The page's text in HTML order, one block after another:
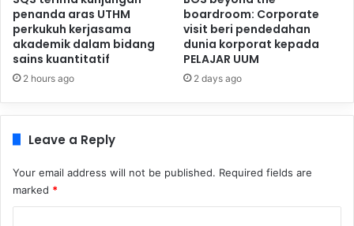
penanda aras UTHM
perkukuh kerjasama
akademik dalam bidang
sains kuantitatif
2 hours ago
boardroom: Corporate
visit beri pendedahan
dunia korporat kepada
PELAJAR UUM
2 days ago
Leave a Reply
Your email address will not be published. Required fields are
marked *